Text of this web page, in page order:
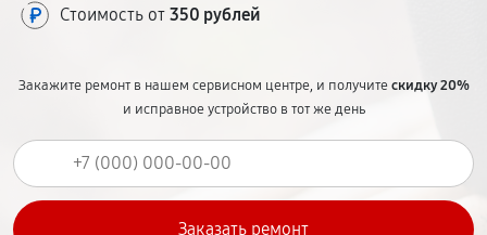
Стоимость от 350 рублей
Закажите ремонт в нашем сервисном центре, и получитескидку 20%
и исправное устройство в тот же день